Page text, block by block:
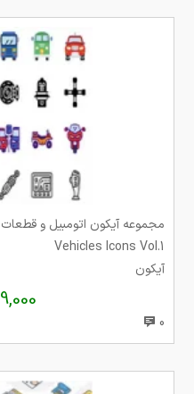
Vehicles Icons Vol.1
آیکون
9,000 تومان
0